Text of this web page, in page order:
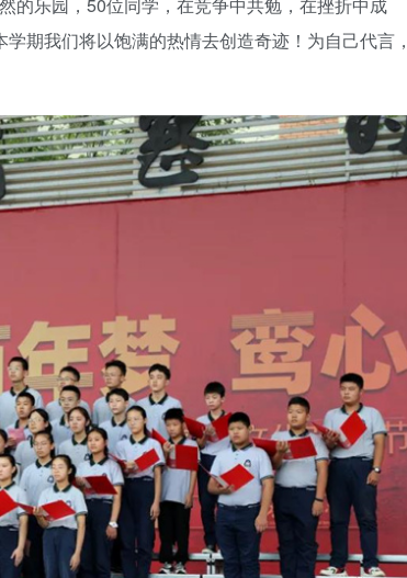
的乐园，50位同学，在竞争中共勉，在挫折中成
期我们将以饱满的热情去创造奇迹！为自己代言